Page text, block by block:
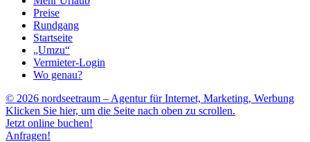
Preise
Rundgang
Startseite
„Umzu“
Vermieter-Login
Wo genau?
© 2026 nordseetraum – Agentur für Internet, Marketing, Werbung
Klicken Sie hier, um die Seite nach oben zu scrollen.
Jetzt online buchen!
Anfragen!